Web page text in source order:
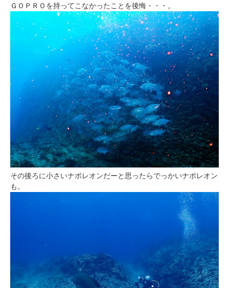
ＧＯＰＲＯを持ってこなかったことを後悔・・・。
その後ろに小さいナポレオンだーと思ったらでっかいナポレオン
も。